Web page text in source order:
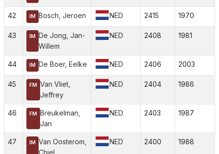
42 IM Bosch, Jeroen NED 2415 1970
43 IM De Jong, Jan-
Willem
NED 2408 1981
44 IM De Boer, Eelke NED 2406 2003
45 FM Van Vliet,
Jeffrey
NED 2404 1986
46 FM Breukelman,
Jan
NED 2403 1987
47 IM Van Oosterom,
Chiel
NED 2400 1988